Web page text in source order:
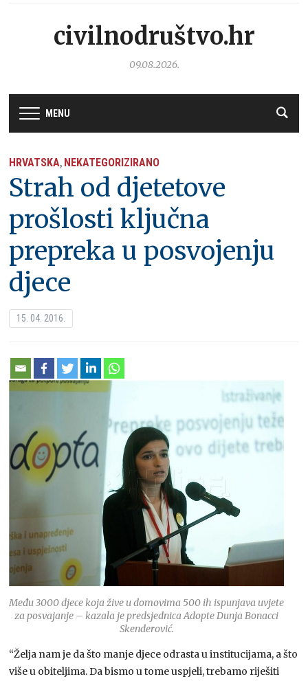
civilnodruštvo.hr
09.08.2026.
MENU
HRVATSKA, NEKATEGORIZIRANO
Strah od djetetove
prošlosti ključna
prepreka u posvojenju
djece
15. 04. 2016.
Među 3000 djece koja žive u domovima 500 ih ispunjava uvjete
za posvajanje – kazala je predsjednica Adopte Dunja Bonacci
Skenderović.
“Želja nam je da što manje djece odrasta u institucijama, a što
više u obiteljima. Da bismo u tome uspjeli, trebamo riješiti